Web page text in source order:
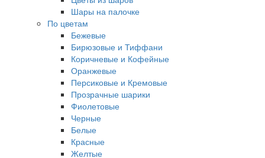
Шары на палочке
По цветам
Бежевые
Бирюзовые и Тиффани
Коричневые и Кофейные
Оранжевые
Персиковые и Кремовые
Прозрачные шарики
Фиолетовые
Черные
Белые
Красные
Желтые